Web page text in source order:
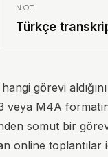
NOT
Türkçe
görevi
veya M4A
somut bir
online